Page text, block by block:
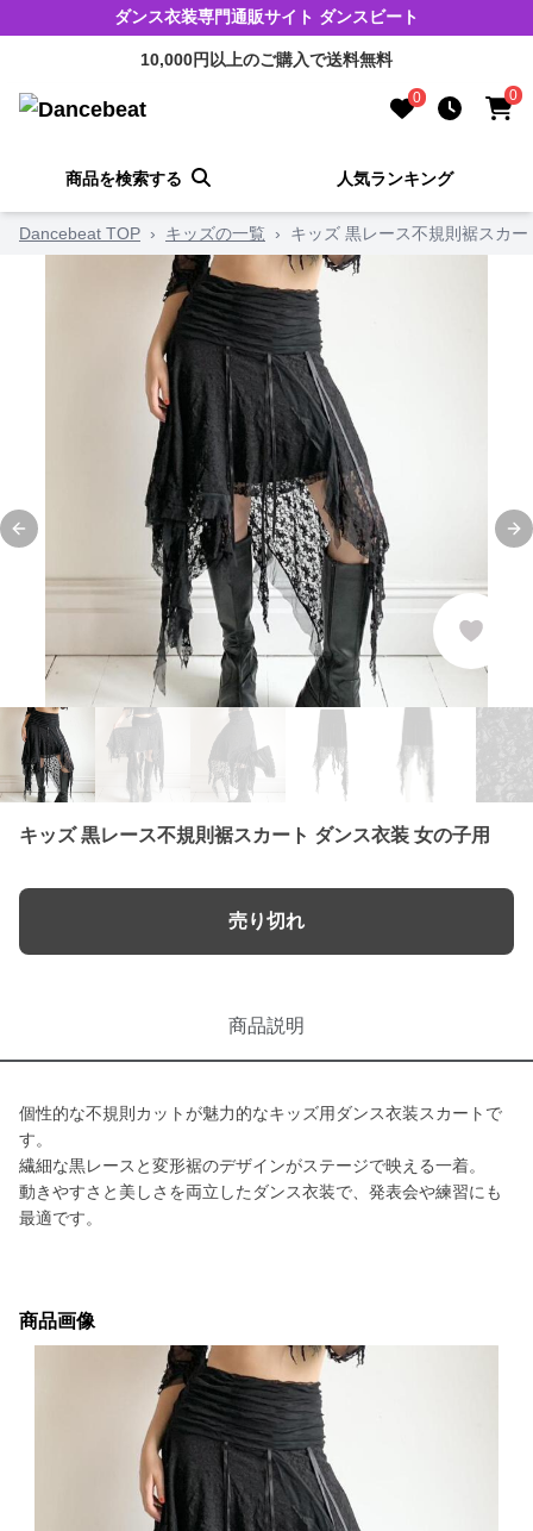
ダンス衣装専門通販サイト ダンスビート
10,000円以上のご購入で送料無料
0 0
商品を検索する 人気ランキング
Dancebeat TOP › キッズの一覧 › キッズ 黒レース不規則裾スカ
Previous slide
キッズ 黒レース不規則裾スカート ダンス衣装 女の子用
売り切れ
商品説明
個性的な不規則カットが魅力的なキッズ用ダンス衣装スカートで
す。
繊細な黒レースと変形裾のデザインがステージで映える一着。
動きやすさと美しさを両立したダンス衣装で、発表会や練習にも
最適です。
商品画像